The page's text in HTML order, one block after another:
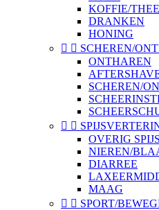
KOFFIE/THEE
DRANKEN
HONING
  SCHEREN/
ONTHAREN
SCHEREN/
 
OVERIG
NIEREN/
DIARREE
MAAG
  SPORT/